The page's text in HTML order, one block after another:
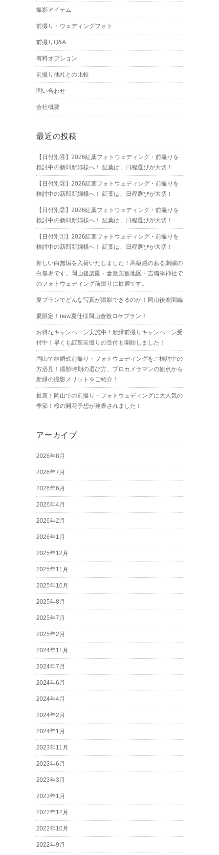
撮影アイテム
前撮り・ウェディングフォト
前撮りQ&A
有料オプション
前撮り他社との比較
問い合わせ
会社概要
最近の投稿
【日付別④】2026紅葉フォトウェディング・前撮りを
検討中の新郎新婦様へ！ 紅葉は、日程選びが大切！
【日付別③】2026紅葉フォトウェディング・前撮りを
検討中の新郎新婦様へ！ 紅葉は、日程選びが大切！
【日付別②】2026紅葉フォトウェディング・前撮りを
検討中の新郎新婦様へ！ 紅葉は、日程選びが大切！
【日付別①】2026紅葉フォトウェディング・前撮りを
検討中の新郎新婦様へ！ 紅葉は、日程選びが大切！
新しい白無垢を入荷いたしました！高級感のある刺繍の
白無垢です。岡山後楽園・倉敷美観地区・吉備津神社で
のフォトウェディング前撮りに最適です。
夏プランでどんな写真が撮影できるのか！岡山後楽園編
夏限定！new夏仕様岡山倉敷ロケプラン！
お得なキャンペーン実施中！新緑前撮りキャンペーン受
付中！早くも紅葉前撮りの受付も開始しました！
岡山で結婚式前撮り・フォトウェディングをご検討中の
方必見！撮影時期の選び方、プロカメラマンの観点から
新緑の撮影メリットをご紹介！
最新！岡山での前撮り・フォトウェディングに大人気の
季節！桜の開花予想が発表されました！
アーカイブ
2026年8月
2026年7月
2026年6月
2026年4月
2026年2月
2026年1月
2025年12月
2025年11月
2025年10月
2025年8月
2025年7月
2025年2月
2024年11月
2024年7月
2024年6月
2024年4月
2024年2月
2024年1月
2023年11月
2023年6月
2023年3月
2023年1月
2022年12月
2022年10月
2022年9月